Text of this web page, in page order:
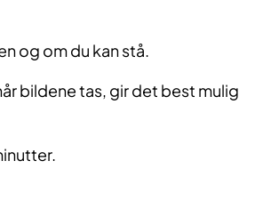
og om du kan stå.
bildene tas, gir det best mulig